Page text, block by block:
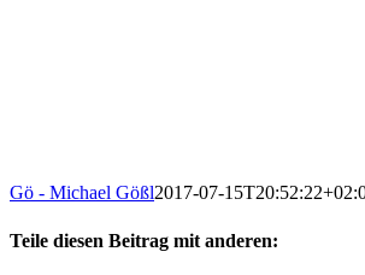
Gö - Michael Gößl2017-07-
Teile diesen Beitrag mit anderen: